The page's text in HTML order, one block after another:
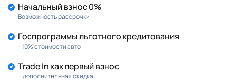
Начальный взнос 0%
Возможность рассрочки
Госпрограммы льготного кредитования
- 10% стоимости авто
Trade In как первый взнос
+ дополнительная скидка